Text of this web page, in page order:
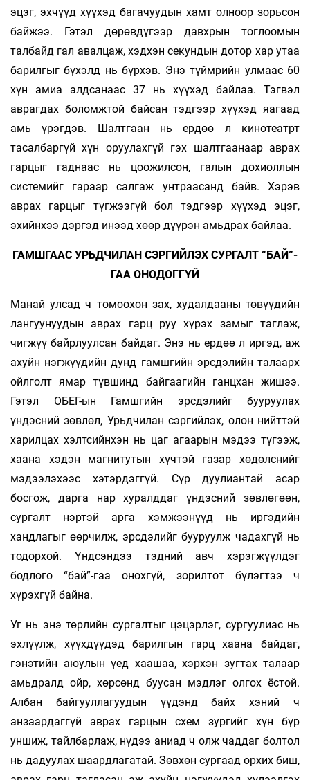
эцэг, эхчүүд хүүхэд багачуудын хамт олноор зорьсон
байжээ. Гэтэл дөрөвдүгээр давхрын тоглоомын
талбайд гал авалцаж, хэдхэн секундын дотор хар утаа
барилгыг бүхэлд нь бүрхэв. Энэ түймрийн улмаас 60
хүн амиа алдсанаас 37 нь хүүхэд байлаа. Тэгвэл
аврагдах боломжтой байсан тэдгээр хүүхэд яагаад
амь үрэгдэв. Шалтгаан нь ердөө л кинотеатрт
тасалбаргүй хүн оруулахгүй гэх шалтгаанаар аврах
гарцыг гаднаас нь цоожилсон, галын дохиоллын
системийг гараар салгаж унтраасанд байв. Хэрэв
аврах гарцыг түгжээгүй бол тэдгээр хүүхэд эцэг,
эхийнхээ дэргэд инээд хөөр дүүрэн амьдрах байлаа.
ГАМШГААС УРЬДЧИЛАН СЭРГИЙЛЭХ СУРГАЛТ “БАЙ”-
ГАА ОНОДОГГҮЙ
Манай улсад ч томоохон зах, худалдааны төвүүдийн
лангуунуудын аврах гарц руу хүрэх замыг таглаж,
чигжүү байрлуулсан байдаг. Энэ нь ердөө л иргэд, аж
ахуйн нэгжүүдийн дунд гамшгийн эрсдэлийн талаарх
ойлголт ямар түвшинд байгаагийн ганцхан жишээ.
Гэтэл ОБЕГ-ын Гамшгийн эрсдэлийг бууруулах
үндэсний зөвлөл, Урьдчилан сэргийлэх, олон нийттэй
харилцах хэлтсийнхэн нь цаг агаарын мэдээ түгээж,
хаана хэдэн магнитутын хүчтэй газар хөдөлснийг
мэдээлэхээс хэтэрдэггүй. Сүр дуулиантай асар
босгож, дарга нар хуралддаг үндэсний зөвлөгөөн,
сургалт нэртэй арга хэмжээнүүд нь иргэдийн
хандлагыг өөрчилж, эрсдэлийг бууруулж чадахгүй нь
тодорхой. Үндсэндээ тэдний авч хэрэгжүүлдэг
бодлого “бай”-гаа онохгүй, зорилтот бүлэгтээ ч
хүрэхгүй байна.
Уг нь энэ төрлийн сургалтыг цэцэрлэг, сургуулиас нь
эхлүүлж, хүүхдүүдэд барилгын гарц хаана байдаг,
гэнэтийн аюулын үед хаашаа, хэрхэн зугтах талаар
амьдралд ойр, хөрсөнд буусан мэдлэг олгох ёстой.
Албан байгууллагуудын үүдэнд байх хэний ч
анзаардаггүй аврах гарцын схем зургийг хүн бүр
уншиж, тайлбарлаж, нүдээ аниад ч олж чаддаг болтол
нь дадуулах шаардлагатай. Зөвхөн сургаад орхих биш,